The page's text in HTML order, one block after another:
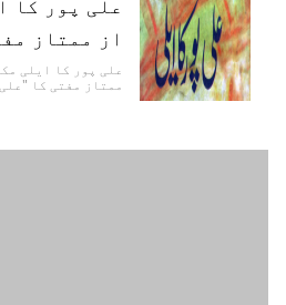
علی پور کا
از ممتاز
علی پور کا ایلی
ممتاز مفتی کا